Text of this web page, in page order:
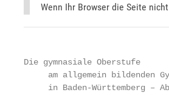
Wenn Ihr Browser die Seite
Die gymnasiale Oberstufe
am allgemein bildenden
in Baden-Württemberg –